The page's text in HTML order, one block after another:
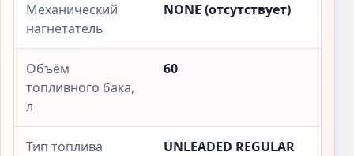
Механический
нагнетатель
NONE (отсутствует)
Объём
топливного бака,
л
60
Тип топлива
UNLEADED REGULAR